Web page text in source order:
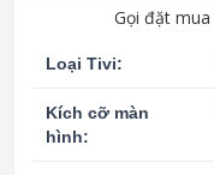
Gọi đặt mua
Loại Tivi:
Kích cỡ màn
hình: